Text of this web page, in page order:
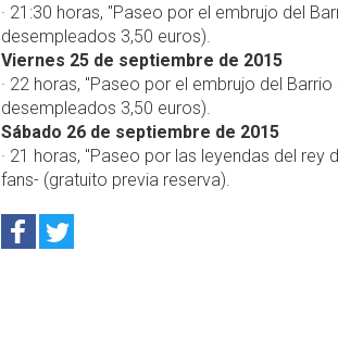
· 21:30 horas, "Paseo por el embrujo del
desempleados 3,50 euros).
Viernes 25 de septiembre de 2015
· 22 horas, "Paseo por el embrujo del
desempleados 3,50 euros).
Sábado 26 de septiembre de 2015
· 21 horas, "Paseo por las leyendas del
fans- (gratuito previa reserva).